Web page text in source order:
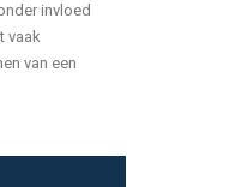
invloed
vaak
van een